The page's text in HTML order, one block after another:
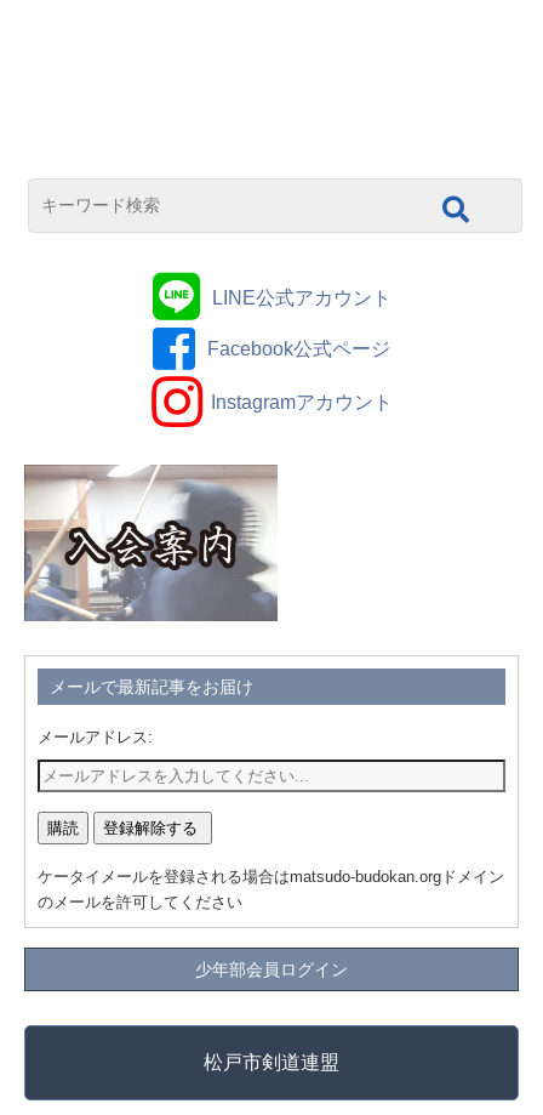
LINE公式アカウント
Facebook公式ページ
Instagramアカウント
メールで最新記事をお届け
メールアドレス:
ケータイメールを登録される場合はmatsudo-budokan.orgドメイン
のメールを許可してください
少年部会員ログイン
松戸市剣道連盟